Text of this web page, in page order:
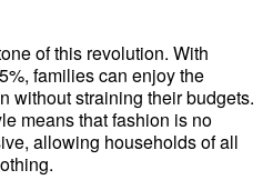
of this revolution. With
families can enjoy the
without straining their budgets.
means that fashion is no
allowing households of all